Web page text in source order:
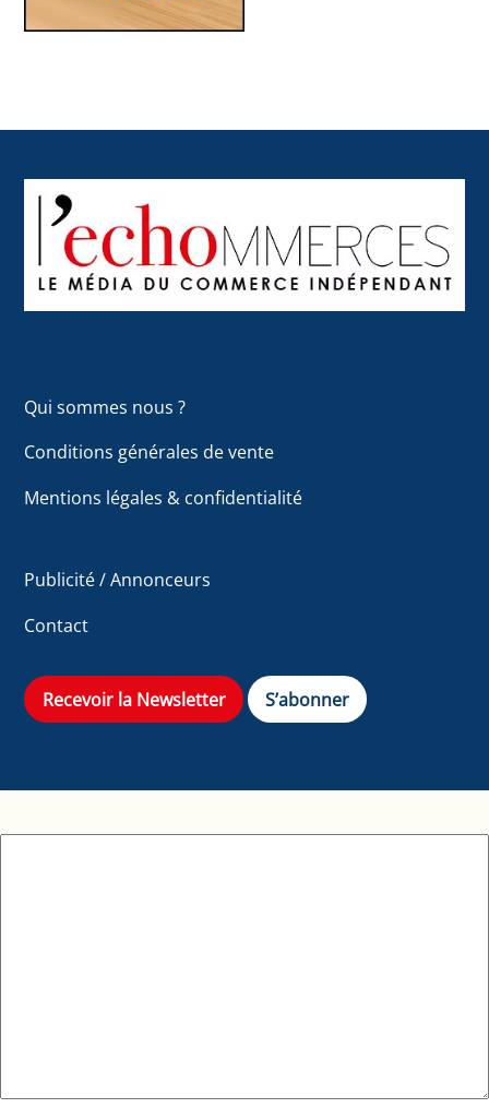
To
Top
Qui sommes nous ?
Conditions générales de vente
Mentions légales & confidentialité
Publicité / Annonceurs
Contact
Recevoir la Newsletter S’abonner